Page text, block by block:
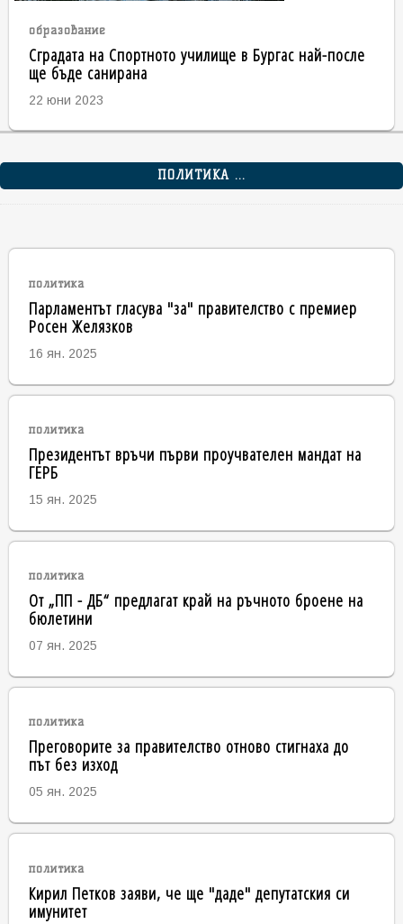
образование
Сградата на Спортното училище в Бургас най-после
ще бъде санирана
22 юни 2023
ПОЛИТИКА ...
политика
Парламентът гласува "за" правителство с премиер
Росен Желязков
16 ян. 2025
политика
Президентът връчи първи проучвателен мандат на
ГЕРБ
15 ян. 2025
политика
От „ПП - ДБ“ предлагат край на ръчното броене на
бюлетини
07 ян. 2025
политика
Преговорите за правителство отново стигнаха до
път без изход
05 ян. 2025
политика
Кирил Петков заяви, че ще "даде" депутатския си
имунитет